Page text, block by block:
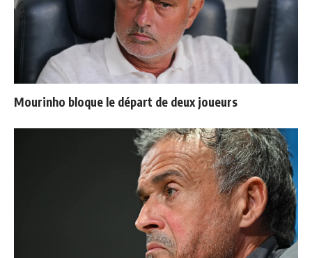
Mourinho bloque le départ de deux joueurs